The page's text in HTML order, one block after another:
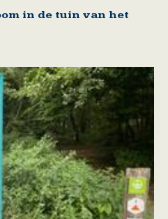
in de tuin van het